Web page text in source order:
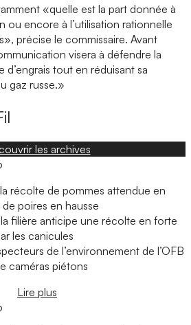
«quelle est la part donnée à
ou encore à l’utilisation rationnelle
précise le commissaire. Avant
visera à défendre la
tout en réduisant sa
gaz russe.»
les archives
récolte de pommes attendue en
poires en hausse
la filière anticipe une récolte en forte
les canicules
de l’environnement de l’OFB
caméras piétons
Lire plus